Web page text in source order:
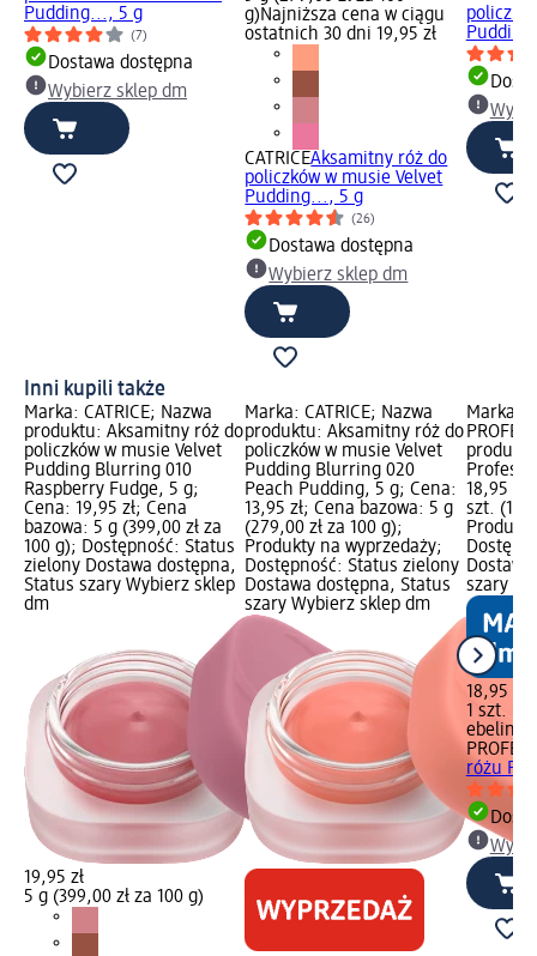
Pudding..., 5 g
(7)
Dostawa dostępna
Wybierz sklep dm
g)Najniższa cena w ciągu
ostatnich 30 dni 19,95 zł
CATRICEAksamitny róż do
policzków w musie Velvet
Pudding..., 5 g
(26)
Dostawa dostępna
Wybierz sklep dm
Inni kupili także
Marka: CATRICE; Nazwa
produktu: Aksamitny róż do
policzków w musie Velvet
Pudding Blurring 010
Raspberry Fudge, 5 g;
Cena: 19,95 zł; Cena
bazowa: 5 g (399,00 zł za
100 g); Dostępność: Status
zielony Dostawa dostępna,
Status szary Wybierz sklep
dm
19,95 zł
5 g (399,00 zł za 100 g)
Marka: CATRICE; Nazwa
produktu: Aksamitny róż do
policzków w musie Velvet
Pudding Blurring 020
Peach Pudding, 5 g; Cena:
13,95 zł; Cena bazowa: 5 g
(279,00 zł za 100 g);
Produkty na wyprzedaży;
Dostępność: Status zielony
Dostawa dostępna, Status
szary Wybierz sklep dm
Marka:
18,95
szt.
Produkt
szary
18,95 zł
1 szt.
ebelin
różu